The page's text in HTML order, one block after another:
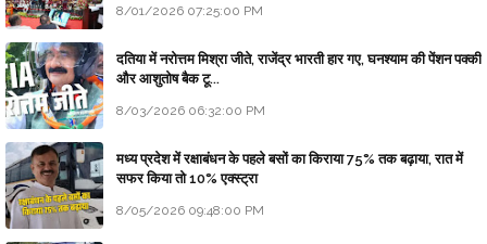
8/01/2026 07:25:00 PM
दतिया में नरोत्तम मिश्रा जीते, राजेंद्र भारती हार गए, घनश्याम की पेंशन पक्की
और आशुतोष बैक टू...
8/03/2026 06:32:00 PM
मध्य प्रदेश में रक्षाबंधन के पहले बसों का किराया 75% तक बढ़ाया, रात में
सफर किया तो 10% एक्स्ट्रा
8/05/2026 09:48:00 PM